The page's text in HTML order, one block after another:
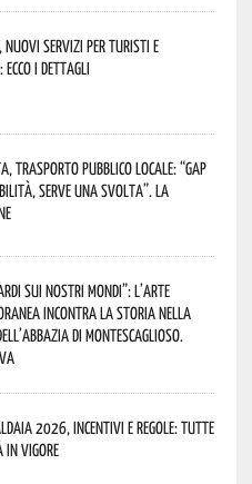
nuovi servizi per turisti e
ecco i dettagli
trasporto pubblico locale: “Gap
serve una svolta”. La
sui Nostri Mondi”: l’arte
incontra la storia nella
di Montescaglioso.
2026, incentivi e regole: tutte
in vigore